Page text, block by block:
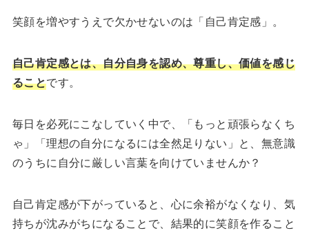
笑顔を増やすうえで欠かせないのは「自己肯定感」。
自己肯定感とは、自分自身を認め、尊重し、価値を感じ
ることです。
毎日を必死にこなしていく中で、「もっと頑張らなくち
ゃ」「理想の自分になるには全然足りない」と、無意識
のうちに自分に厳しい言葉を向けていませんか？
自己肯定感が下がっていると、心に余裕がなくなり、気
持ちが沈みがちになることで、結果的に笑顔を作ること